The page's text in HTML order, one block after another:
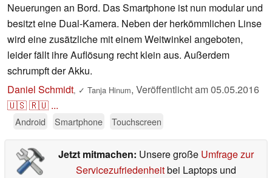
Neuerungen an Bord. Das Smartphone ist nun modular und
besitzt eine Dual-Kamera. Neben der herkömmlichen Linse
wird eine zusätzliche mit einem Weitwinkel angeboten,
leider fällt ihre Auflösung recht klein aus. Außerdem
schrumpft der Akku.
Daniel Schmidt, ✓ Tanja Hinum, Veröffentlicht am05.05.2016
🇺🇸🇷🇺 ...
Android Smartphone Touchscreen
Jetzt mitmachen: Unsere große Umfrage zur
Servicezufriedenheitbei Laptops und